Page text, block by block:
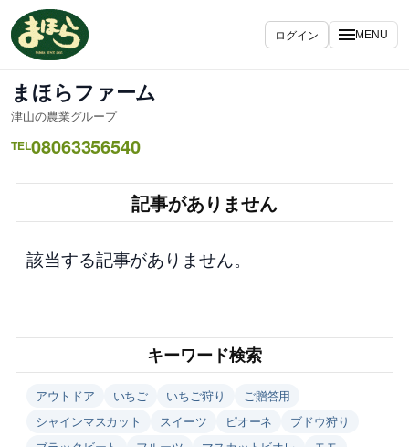
容
を
キ
ッ
プ
ログイン MENU
まほらファーム
津山の農業グループ
TEL08063356540
記事がありません
該当する記事がありません。
キーワード検索
アウトドア いちご いちご狩り
ご贈答用
シャインマスカット
スイーツ ピオーネ
ブドウ狩り